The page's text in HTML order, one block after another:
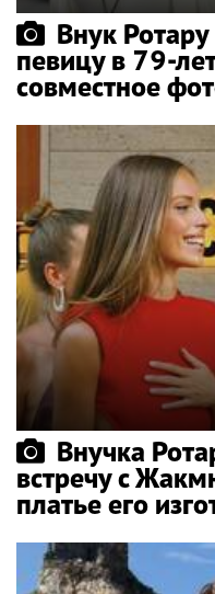
Внук
певицу в 79-
совместное
Внучка
встречу с
платье его